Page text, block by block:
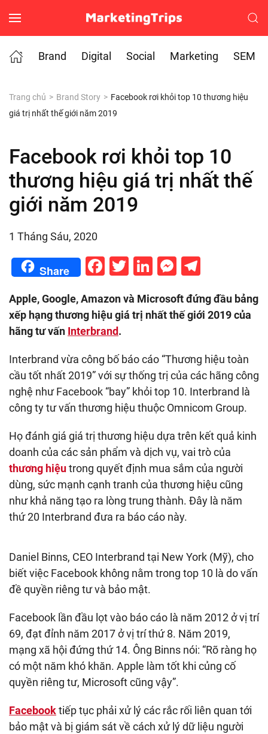
Skip to main content
Brand
Digital Social Marketing SEM
Trang chủ Brand Story
Facebook rơi khỏi top 10 thương hiệu
giá trị nhất thế giới năm 2019
Facebook rơi khỏi top 10
thương hiệu giá trị nhất thế
giới năm 2019
1 Tháng Sáu, 2020
Share Facebook
Twitter
LinkedIn
Apple, Google, Amazon và Microsoft đứng đầu bảng
xếp hạng thương hiệu giá trị nhất thế giới 2019 của
hãng tư vấn Interbrand.
Interbrand vừa công bố báo cáo “Thương hiệu toàn
cầu tốt nhất 2019” với sự thống trị của các hãng công
nghệ như Facebook “bay” khỏi top 10. Interbrand là
công ty tư vấn thương hiệu thuộc Omnicom Group.
Họ đánh giá giá trị thương hiệu dựa trên kết quả kinh
doanh của các sản phẩm và dịch vụ, vai trò của
thương hiệutrong quyết định mua sắm của người
dùng, sức mạnh cạnh tranh của thương hiệu cũng
như khả năng tạo ra lòng trung thành. Đây là năm
thứ 20 Interbrand đưa ra báo cáo này.
Daniel Binns, CEO Interbrand tại New York (Mỹ), cho
biết việc Facebook không nằm trong top 10 là do vấn
đề quyền riêng tư và bảo mật.
Facebook lần đầu lọt vào báo cáo là năm 2012 ở vị trí
69, đạt đỉnh năm 2017 ở vị trí thứ 8. Năm 2019,
mạng xã hội đứng thứ 14. Ông Binns nói: “Rõ ràng họ
có một năm khó khăn. Apple làm tốt khi củng cố
quyền riêng tư, Microsoft cũng vậy”.
Facebooktiếp tục phải xử lý các rắc rối liên quan tới
bảo mật và bị giám sát về cách xử lý dữ liệu người